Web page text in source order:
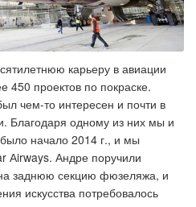
карьеру в авиации
450 проектов по покраске.
чем-то интересен и почти в
Благодаря одному из них мы и
начало 2014 г., и мы
Аirways. Андре поручили
заднюю секцию фюзеляжа, и
искусства потребовалось